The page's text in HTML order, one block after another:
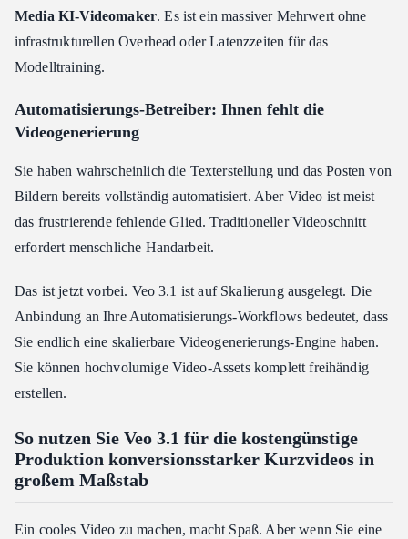
Media KI-Videomaker. Es ist ein massiver Mehrwert ohne
infrastrukturellen Overhead oder Latenzzeiten für das
Modelltraining.
Automatisierungs-Betreiber: Ihnen fehlt die
Videogenerierung
Sie haben wahrscheinlich die Texterstellung und das Posten von
Bildern bereits vollständig automatisiert. Aber Video ist meist
das frustrierende fehlende Glied. Traditioneller Videoschnitt
erfordert menschliche Handarbeit.
Das ist jetzt vorbei. Veo 3.1 ist auf Skalierung ausgelegt. Die
Anbindung an Ihre Automatisierungs-Workflows bedeutet, dass
Sie endlich eine skalierbare Videogenerierungs-Engine haben.
Sie können hochvolumige Video-Assets komplett freihändig
erstellen.
So nutzen Sie Veo 3.1 für die kostengünstige
Produktion konversionsstarker Kurzvideos in
großem Maßstab
Ein cooles Video zu machen, macht Spaß. Aber wenn Sie eine